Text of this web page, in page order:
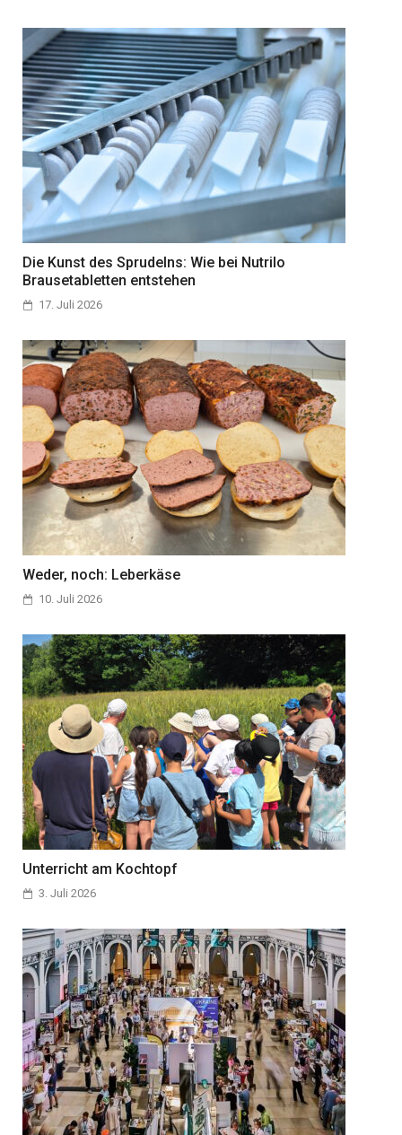
Die Kunst des Sprudelns: Wie bei Nutrilo
Brausetabletten entstehen
17. Juli 2026
Weder, noch: Leberkäse
10. Juli 2026
Unterricht am Kochtopf
3. Juli 2026